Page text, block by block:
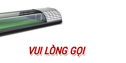
VUI LÒNG GỌI